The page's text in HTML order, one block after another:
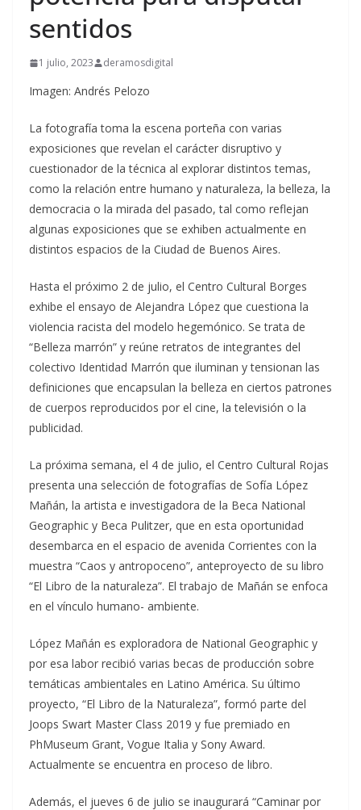
sentidos
1 julio, 2023 deramosdigital
Imagen: Andrés Pelozo
La fotografía toma la escena porteña con varias
exposiciones que revelan el carácter disruptivo y
cuestionador de la técnica al explorar distintos temas,
como la relación entre humano y naturaleza, la belleza, la
democracia o la mirada del pasado, tal como reflejan
algunas exposiciones que se exhiben actualmente en
distintos espacios de la Ciudad de Buenos Aires.
Hasta el próximo 2 de julio, el Centro Cultural Borges
exhibe el ensayo de Alejandra López que cuestiona la
violencia racista del modelo hegemónico. Se trata de
“Belleza marrón” y reúne retratos de integrantes del
colectivo Identidad Marrón que iluminan y tensionan las
definiciones que encapsulan la belleza en ciertos patrones
de cuerpos reproducidos por el cine, la televisión o la
publicidad.
La próxima semana, el 4 de julio, el Centro Cultural Rojas
presenta una selección de fotografías de Sofía López
Mañán, la artista e investigadora de la Beca National
Geographic y Beca Pulitzer, que en esta oportunidad
desembarca en el espacio de avenida Corrientes con la
muestra “Caos y antropoceno”, anteproyecto de su libro
“El Libro de la naturaleza”. El trabajo de Mañán se enfoca
en el vínculo humano- ambiente.
López Mañán es exploradora de National Geographic y
por esa labor recibió varias becas de producción sobre
temáticas ambientales en Latino América. Su último
proyecto, “El Libro de la Naturaleza”, formó parte del
Joops Swart Master Class 2019 y fue premiado en
PhMuseum Grant, Vogue Italia y Sony Award.
Actualmente se encuentra en proceso de libro.
Además, el jueves 6 de julio se inaugurará “Caminar por